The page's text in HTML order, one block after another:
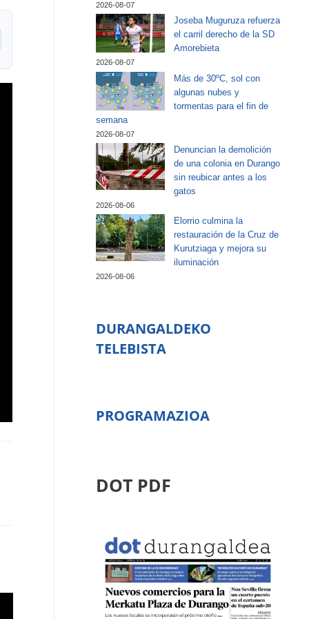
2026-08-07
Joseba Muguruza refuerza
el carril derecho de la SD
Amorebieta
2026-08-07
Más de 30ºC, sol con
algunas nubes y
tormentas para el fin de
semana
2026-08-07
Denuncian la demolición
de una colonia en Durango
sin reubicar antes a los
gatos
2026-08-06
Elorrio culmina la
restauración de la Cruz de
Kurutziaga y mejora su
iluminación
2026-08-06
DURANGALDEKO
TELEBISTA
PROGRAMAZIOA
DOT PDF